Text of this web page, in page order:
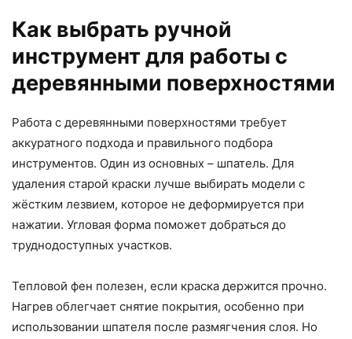
Как выбрать ручной
инструмент для работы с
деревянными поверхностями
Работа с деревянными поверхностями требует
аккуратного подхода и правильного подбора
инструментов. Один из основных – шпатель. Для
удаления старой краски лучше выбирать модели с
жёстким лезвием, которое не деформируется при
нажатии. Угловая форма поможет добраться до
труднодоступных участков.
Тепловой фен полезен, если краска держится прочно.
Нагрев облегчает снятие покрытия, особенно при
использовании шпателя после размягчения слоя. Но